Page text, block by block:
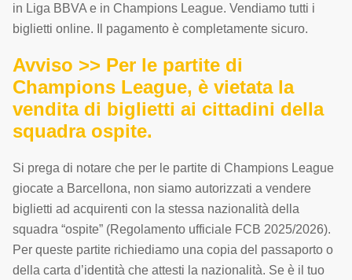
in Liga BBVA e in Champions League. Vendiamo tutti i
biglietti online. Il pagamento è completamente sicuro.
Avviso >> Per le partite di
Champions League, è vietata la
vendita di biglietti ai cittadini della
squadra ospite.
Si prega di notare che per le partite di Champions League
giocate a Barcellona, non siamo autorizzati a vendere
biglietti ad acquirenti con la stessa nazionalità della
squadra “ospite” (Regolamento ufficiale FCB 2025/2026).
Per queste partite richiediamo una copia del passaporto o
della carta d’identità che attesti la nazionalità. Se è il tuo